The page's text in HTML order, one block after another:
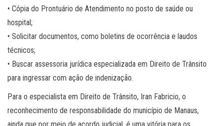
• Cópia do Prontuário de Atendimento no posto de saúde ou
hospital;
• Solicitar documentos, como boletins de ocorrência e laudos
técnicos;
• Buscar assessoria jurídica especializada em Direito de Trânsito
para ingressar com ação de indenização.
Para o especialista em Direito de Trânsito, Iran Fabricio, o
reconhecimento de responsabilidade do município de Manaus,